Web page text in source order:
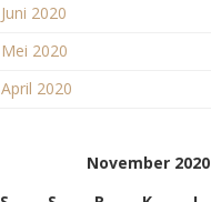
Juni 2020
Mei 2020
April 2020
November 2020